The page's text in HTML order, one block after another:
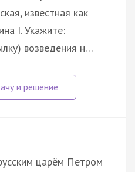
известная как
I. Укажите:
возведения н…
царём Петром